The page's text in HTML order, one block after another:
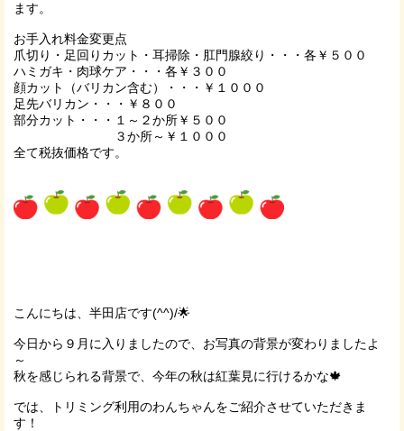
ます。
お手入れ料金変更点
爪切り・足回りカット・耳掃除・肛門腺絞り・・・各￥５００
ハミガキ・肉球ケア・・・各￥３００
顔カット（バリカン含む）・・・￥１０００
足先バリカン・・・￥８００
部分カット・・・１～２か所￥５００
３か所～￥１０００
全て税抜価格です。
こんにちは、半田店です(^^)/🌟
今日から９月に入りましたので、お写真の背景が変わりましたよ
～
秋を感じられる背景で、今年の秋は紅葉見に行けるかな🍁
では、トリミング利用のわんちゃんをご紹介させていただきま
す！